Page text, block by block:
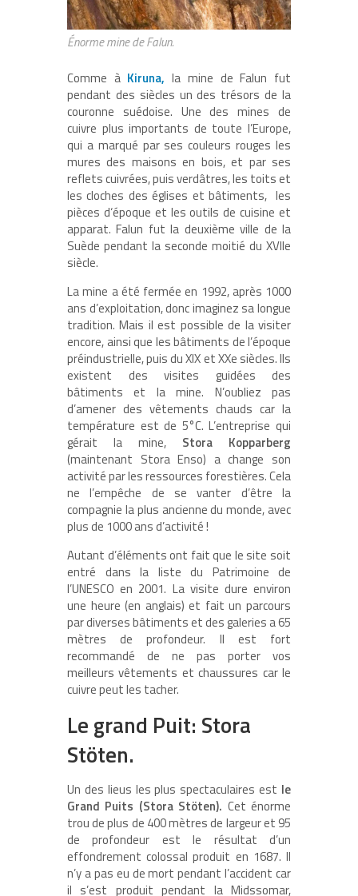
Énorme mine de Falun.
Comme à Kiruna, la mine de Falun fut
pendant des siècles un des trésors de la
couronne suédoise. Une des mines de
cuivre plus importants de toute l’Europe,
qui a marqué par ses couleurs rouges les
mures des maisons en bois, et par ses
reflets cuivrées, puis verdâtres, les toits et
les cloches des églises et bâtiments, les
pièces d‘époque et les outils de cuisine et
apparat. Falun fut la deuxième ville de la
Suède pendant la seconde moitié du XVIIe
siècle.
La mine a été fermée en 1992, après 1000
ans d’exploitation, donc imaginez sa longue
tradition. Mais il est possible de la visiter
encore, ainsi que les bâtiments de l’époque
préindustrielle, puis du XIX et XXe siècles. Ils
existent des visites guidées des
bâtiments et la mine. N’oubliez pas
d’amener des vêtements chauds car la
température est de 5°C. L’entreprise qui
gérait la mine, Stora Kopparberg
(maintenant Stora Enso) a change son
activité par les ressources forestières. Cela
ne l’empêche de se vanter d’être la
compagnie la plus ancienne du monde, avec
plus de 1000 ans d’activité !
Autant d’éléments ont fait que le site soit
entré dans la liste du Patrimoine de
l’UNESCO en 2001. La visite dure environ
une heure (en anglais) et fait un parcours
par diverses bâtiments et des galeries a 65
mètres de profondeur. Il est fort
recommandé de ne pas porter vos
meilleurs vêtements et chaussures car le
cuivre peut les tacher.
Le grand Puit: Stora
Stöten.
Un des lieus les plus spectaculaires est le
Grand Puits (Stora Stöten). Cet énorme
trou de plus de 400 mètres de largeur et 95
de profondeur est le résultat d’un
effondrement colossal produit en 1687. Il
n’y a pas eu de mort pendant l’accident car
il s’est produit pendant la Midssomar,